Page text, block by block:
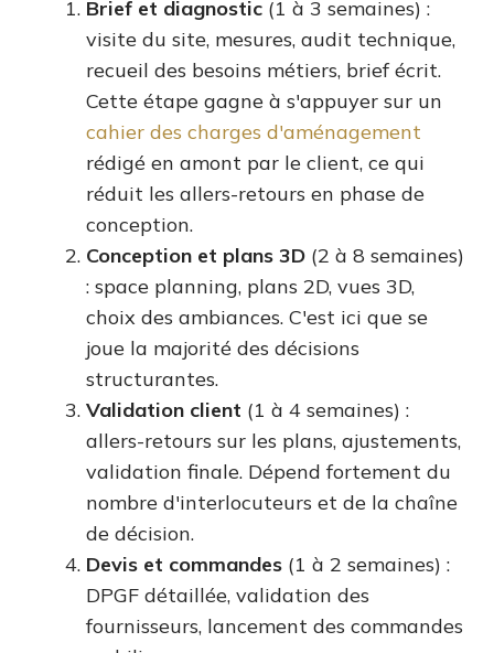
Brief et diagnostic (1 à 3 semaines) :
visite du site, mesures, audit technique,
recueil des besoins métiers, brief écrit.
Cette étape gagne à s'appuyer sur un
cahier des charges d'aménagement
rédigé en amont par le client, ce qui
réduit les allers-retours en phase de
conception.
Conception et plans 3D (2 à 8 semaines)
: space planning, plans 2D, vues 3D,
choix des ambiances. C'est ici que se
joue la majorité des décisions
structurantes.
Validation client (1 à 4 semaines) :
allers-retours sur les plans, ajustements,
validation finale. Dépend fortement du
nombre d'interlocuteurs et de la chaîne
de décision.
Devis et commandes (1 à 2 semaines) :
DPGF détaillée, validation des
fournisseurs, lancement des commandes